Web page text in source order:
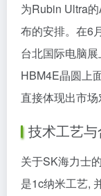
为Rubin Ultra
布的安排。在6
台北国际电脑
HBM4E晶圆上
直接体现出市场
技术工艺
关于SK海力士
是1c纳米工艺,